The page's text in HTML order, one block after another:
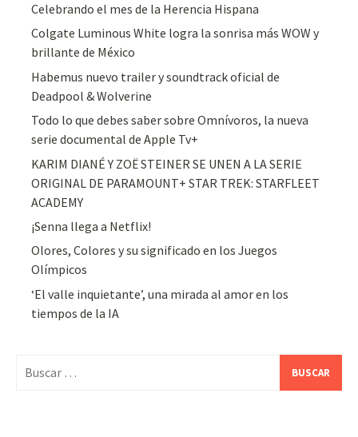
Celebrando el mes de la Herencia Hispana
Colgate Luminous White logra la sonrisa más WOW y
brillante de México
Habemus nuevo trailer y soundtrack oficial de
Deadpool & Wolverine
Todo lo que debes saber sobre Omnívoros, la nueva
serie documental de Apple Tv+
KARIM DIANÉ Y ZOË STEINER SE UNEN A LA SERIE
ORIGINAL DE PARAMOUNT+ STAR TREK: STARFLEET
ACADEMY
¡Senna llega a Netflix!
Olores, Colores y su significado en los Juegos
Olímpicos
‘El valle inquietante’, una mirada al amor en los
tiempos de la IA